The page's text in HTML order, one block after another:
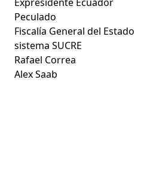
Peculado
Fiscalía General del Estado
sistema SUCRE
Rafael Correa
Alex Saab